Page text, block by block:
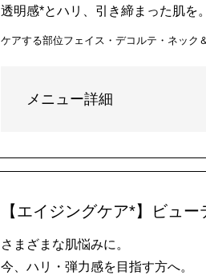
透明感*とハリ、引き締まった肌を。
ケアする部位フェイス・デコルテ・ネック
メニュー詳細
【エイジングケア*】ビュ
さまざまな肌悩みに。
今、ハリ・弾力感を目指す方へ。